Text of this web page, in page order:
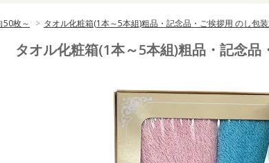
50枚～ > タオル化粧箱(1本～5本組)粗品・記念品・ご挨拶用 のし包
タオル化粧箱(1本～5本組)粗品・記念品